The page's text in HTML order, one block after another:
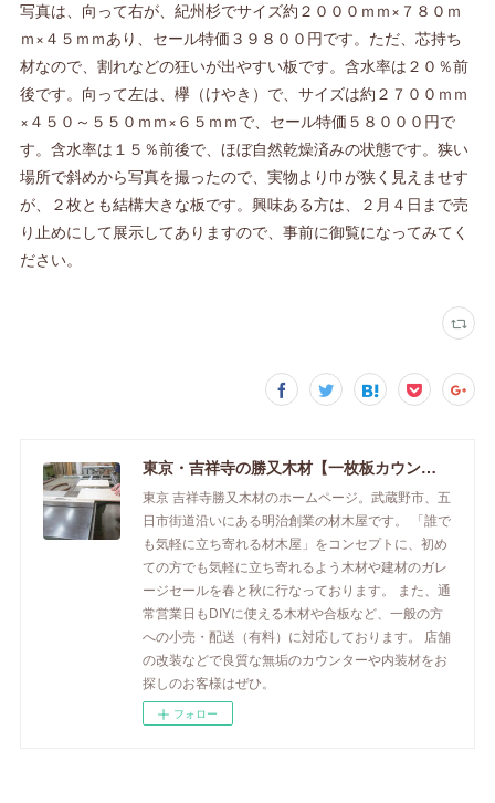
写真は、向って右が、紀州杉でサイズ約２０００ｍｍ×７８０ｍ
ｍ×４５ｍｍあり、セール特価３９８００円です。ただ、芯持ち
材なので、割れなどの狂いが出やすい板です。含水率は２０％前
後です。向って左は、欅（けやき）で、サイズは約２７００ｍｍ
×４５０～５５０ｍｍ×６５ｍｍで、セール特価５８０００円で
す。含水率は１５％前後で、ほぼ自然乾燥済みの状態です。狭い
場所で斜めから写真を撮ったので、実物より巾が狭く見えませす
が、２枚とも結構大きな板です。興味ある方は、２月４日まで売
り止めにして展示してありますので、事前に御覧になってみてく
ださい。
東京・吉祥寺の勝又木材【一枚板カウンター】
東京 吉祥寺勝又木材のホームページ。武蔵野市、五
日市街道沿いにある明治創業の材木屋です。 「誰で
も気軽に立ち寄れる材木屋」をコンセプトに、初め
ての方でも気軽に立ち寄れるよう木材や建材のガレ
ージセールを春と秋に行なっております。 また、通
常営業日もDIYに使える木材や合板など、一般の方
への小売・配送（有料）に対応しております。 店舗
の改装などで良質な無垢のカウンターや内装材をお
探しのお客様はぜひ。
フォロー